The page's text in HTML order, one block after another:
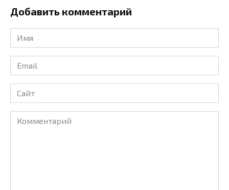
Добавить комментарий
Имя
*
Email
*
Сайт
Комментарий